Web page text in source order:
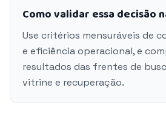
Como validar essa decisão
Use critérios mensuráveis de
e eficiência operacional, e
resultados das frentes de
vitrine e recuperação.